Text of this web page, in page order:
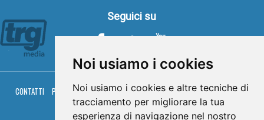
Noi usiamo i cookies
Noi usiamo i cookies e altre tecniche di
tracciamento per migliorare la tua
esperienza di navigazione nel nostro
Seguici su
CONTATTI PRIVACY COOKIES PALINSESTO DIRETTA TV
DIRETTA RADIO
RGM HITRADIO
© TRG Media 2005-2026